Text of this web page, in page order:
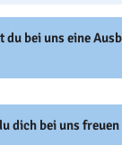
du bei uns eine
mit
dich bei uns freuen